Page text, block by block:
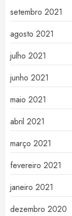
setembro 2021
agosto 2021
julho 2021
junho 2021
maio 2021
abril 2021
março 2021
fevereiro 2021
janeiro 2021
dezembro 2020